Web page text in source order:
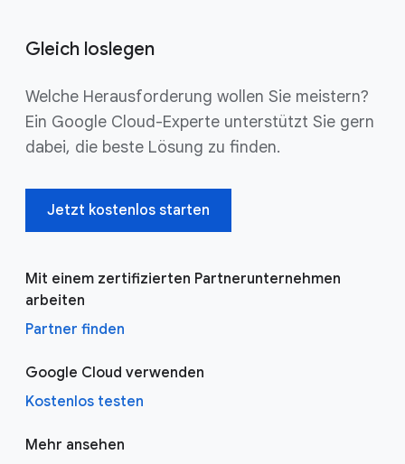
Gleich loslegen
Welche Herausforderung wollen Sie meistern?
Ein Google Cloud-Experte unterstützt Sie gern
dabei, die beste Lösung zu finden.
Jetzt kostenlos starten
Mit einem zertifizierten Partnerunternehmen
arbeiten
Partner finden
Google Cloud verwenden
Kostenlos testen
Mehr ansehen